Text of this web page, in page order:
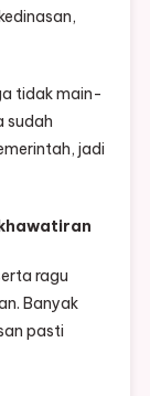
tidak main-
sudah
jadi
ragu
Banyak
pasti